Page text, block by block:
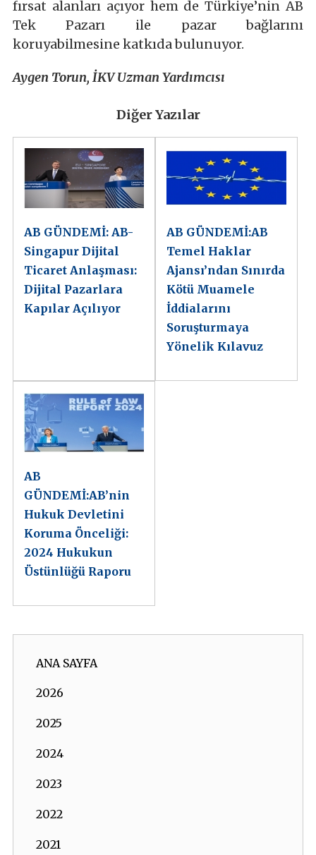
fırsat alanları açıyor hem de Türkiye’nin AB
Tek Pazarı ile pazar bağlarını
koruyabilmesine katkıda bulunuyor.
Aygen Torun, İKV Uzman Yardımcısı
Diğer Yazılar
AB GÜNDEMİ: AB-
Singapur Dijital
Ticaret Anlaşması:
Dijital Pazarlara
Kapılar Açılıyor
AB GÜNDEMİ:AB
Temel Haklar
Ajansı’ndan Sınırda
Kötü Muamele
İddialarını
Soruşturmaya
Yönelik Kılavuz
AB
GÜNDEMİ:AB’nin
Hukuk Devletini
Koruma Önceliği:
2024 Hukukun
Üstünlüğü Raporu
ANA SAYFA
2026
2025
2024
2023
2022
2021